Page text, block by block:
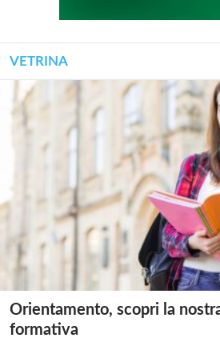
VETRINA
Orientamento, scopri la
formativa